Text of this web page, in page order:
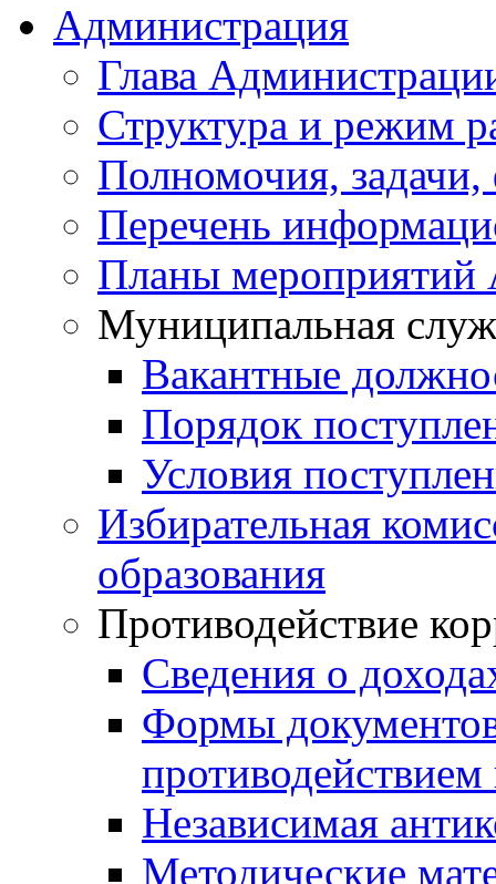
Администрация
Глава
Структура и режим
Полномочия,
Перечень
Планы мероприятий
Муниципальная
Вакантные
Порядок
Условия
Избирательная
образования
Противодействие
Сведения о
Формы
Независимая
Методические